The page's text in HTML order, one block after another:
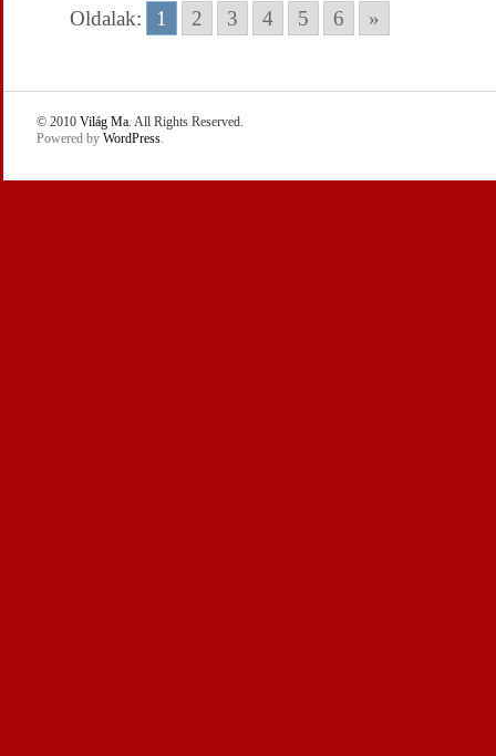
Oldalak: 1 2 3 4 5 6 »
© 2010 Világ Ma. All Rights Reserved.
Powered by WordPress.